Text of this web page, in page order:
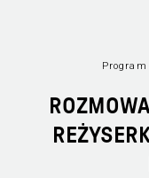
Program